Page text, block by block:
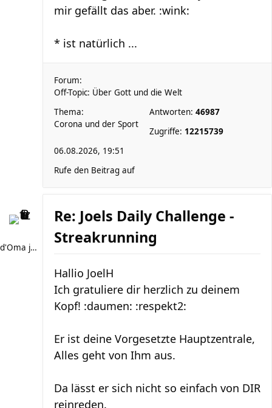
mir gefällt das aber. :wink:
* ist natürlich ...
Forum:
Off-Topic: Über Gott und die Welt
Thema:
Corona und der Sport
Antworten: 46987
Zugriffe: 12215739
06.08.2026, 19:51
Rufe den Beitrag auf
d'Oma joggt
Re: Joels Daily Challenge -
Streakrunning
Hallio JoelH
Ich gratuliere dir herzlich zu deinem
Kopf! :daumen: :respekt2:
Er ist deine Vorgesetzte Hauptzentrale,
Alles geht von Ihm aus.
Da lässt er sich nicht so einfach von DIR
reinreden.